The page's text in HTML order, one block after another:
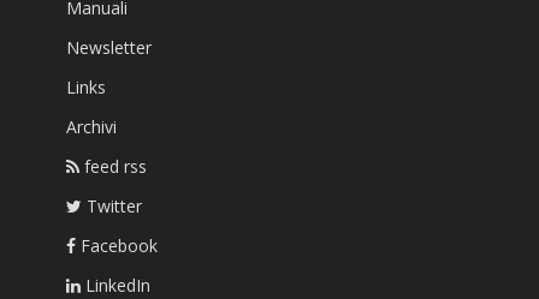
Manuali
Newsletter
Links
Archivi
feed rss
Twitter
Facebook
LinkedIn